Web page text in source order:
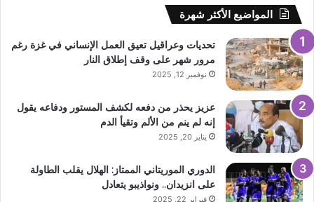
المواضيع الأكثر شهرة
تحديات وعراقيل تعيق العمل الإنساني في غزة رغم
مرور شهر على وقف إطلاق النار
نوفمبر 12, 2025
عزيز يحذر من دفعه لكشف المستور ودفاعه يقول
إنه لم ينم من الألم وتقيأ الدم
يناير 20, 2025
الدوري الموريتاني الممتاز: الهلال يقلب الطاولة
على انزيدان.. ونواذيبو يتعادل
فبراير 22, 2025